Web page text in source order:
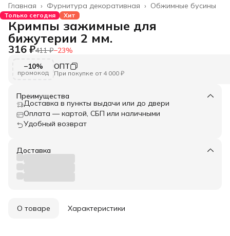
Обжимные бусины
Фурнитура декоративная ›
Главная ›
Только сегодня Хит
Кримпы зажимные для
бижутерии 2 мм.
316 ₽411 ₽−23%
−10%
промокод
ОПТ
При покупке от 4 000 ₽
Преимущества
Доставка в пункты выдачи или до двери
Оплата — картой, СБП или наличными
Удобный возврат
Доставка
О товаре Характеристики